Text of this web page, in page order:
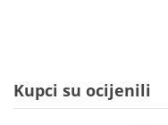
Kupci su ocijenili